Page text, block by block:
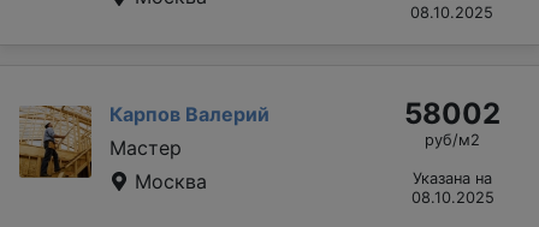
08.10.2025
Карпов Валерий
Мастер
Москва
58002
руб/м2
Указана на
08.10.2025